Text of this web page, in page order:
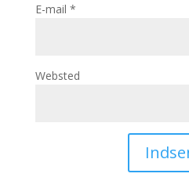
E-mail *
Websted